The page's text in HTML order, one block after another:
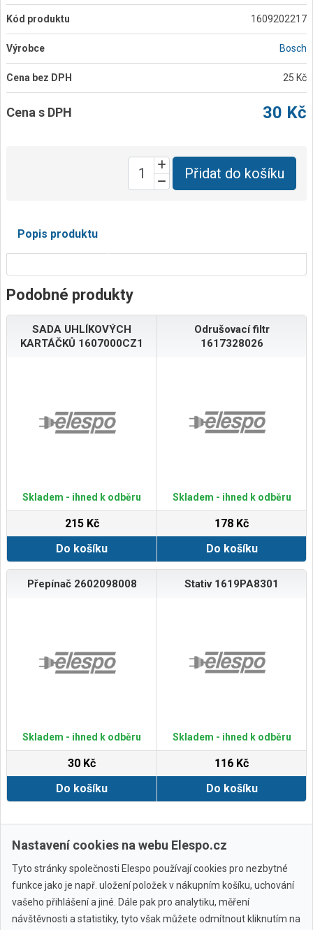
Kód produktu 1609202217
Výrobce Bosch
Cena bez DPH 25 Kč
Cena s DPH 30 Kč
Přidat do košíku
Popis produktu
Podobné produkty
SADA UHLÍKOVÝCH
KARTÁČKŮ 1607000CZ1
Skladem - ihned k odběru
215 Kč
Do košíku
Odrušovací filtr
1617328026
Skladem - ihned k odběru
178 Kč
Do košíku
Přepínač 2602098008
Skladem - ihned k odběru
30 Kč
Do košíku
Stativ 1619PA8301
Skladem - ihned k odběru
116 Kč
Do košíku
Zobrazit další
Nastavení cookies na webu Elespo.cz
Tyto stránky společnosti Elespo používají cookies pro nezbytné
funkce jako je např. uložení položek v nákupním košíku, uchování
vašeho přihlášení a jiné. Dále pak pro analytiku, měření
návštěvnosti a statistiky, tyto však můžete odmítnout kliknutím na